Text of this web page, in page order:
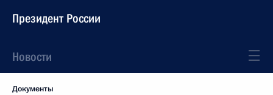
Президент России
Новости
Документы